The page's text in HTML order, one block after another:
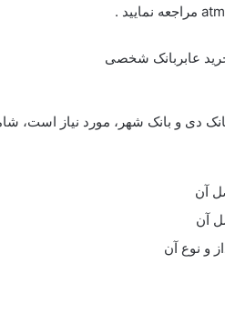
دی و بانک شهر، مورد نیاز است،
آن
آن
و نوع آن